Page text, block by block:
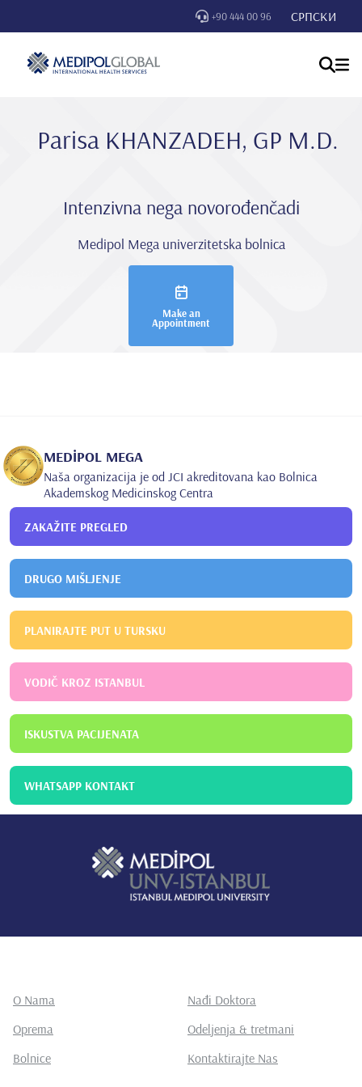
+90 444 00 96 СРПСКИ
Parisa KHANZADEH, GP M.D.
Intenzivna nega novorođenčadi
Medipol Mega univerzitetska bolnica
Make an
Appointment
MEDİPOL MEGA
Naša organizacija je od JCI akreditovana kao Bolnica
Akademskog Medicinskog Centra
ZAKAŽITE PREGLED
DRUGO MIŠLJENJE
PLANIRAJTE PUT U TURSKU
VODIČ KROZ ISTANBUL
ISKUSTVA PACIJENATA
WHATSAPP KONTAKT
O Nama
Nađi Doktora
Oprema
Odeljenja & tretmani
Bolnice
Kontaktirajte Nas